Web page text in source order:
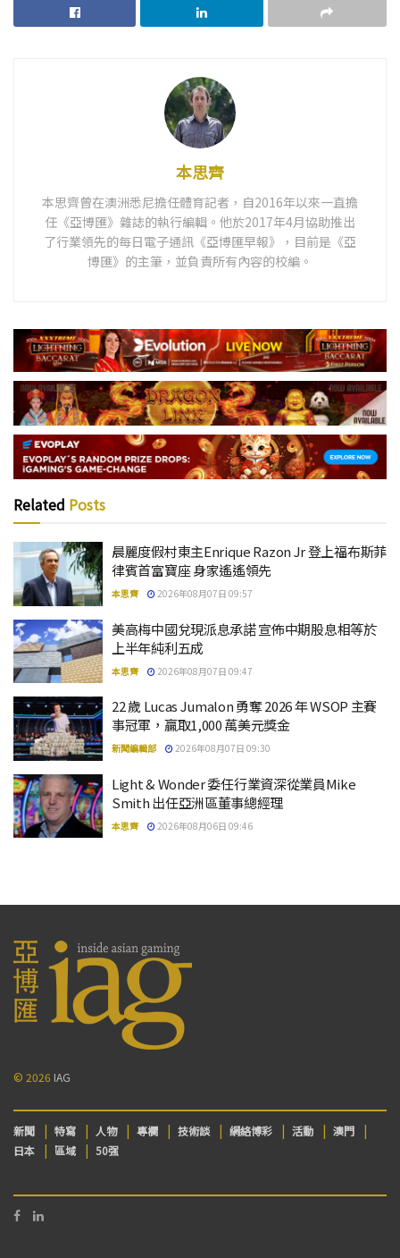
本思齊
本思齊曾在澳洲悉尼擔任體育記者，自2016年以來一直擔
任《亞博匯》雜誌的執行編輯。他於2017年4月協助推出
了行業領先的每日電子通訊《亞博匯早報》，目前是《亞
博匯》的主筆，並負責所有內容的校編。
Related Posts
晨麗度假村東主Enrique Razon Jr 登上福布斯菲
律賓首富寶座 身家遙遙領先
本思齊 2026年08月07日 09:57
美高梅中國兌現派息承諾 宣佈中期股息相等於
上半年純利五成
本思齊 2026年08月07日 09:47
22 歲 Lucas Jumalon 勇奪 2026 年 WSOP 主賽
事冠軍，贏取1,000 萬美元獎金
新聞編輯部 2026年08月07日 09:30
Light & Wonder 委任行業資深從業員Mike
Smith 出任亞洲區董事總經理
本思齊 2026年08月06日 09:46
© 2026 IAG
新聞 特寫 人物 專欄 技術談 網絡博彩 活動
澳門
日本
區域 50强